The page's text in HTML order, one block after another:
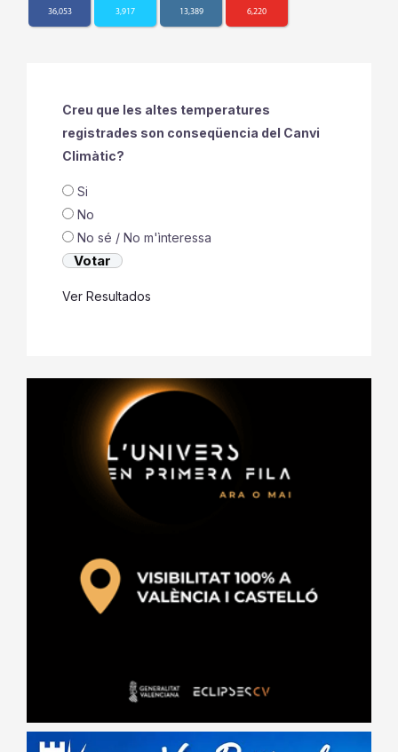
36,053 3,917 13,389 6,220
Creu que les altes temperatures
registrades son conseqüencia del Canvi
Climàtic?
Si
No
No sé / No m'ìnteressa
Ver Resultados